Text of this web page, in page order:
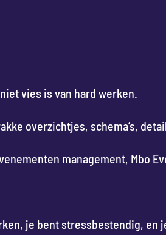
vies is van hard werken.
overzichtjes, schema’s,
management, Mbo
je bent stressbestendig, en